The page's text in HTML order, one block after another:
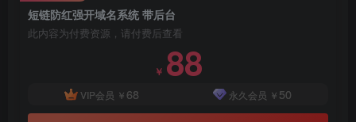
短链防红强开域名系统 带后台
此内容为付费资源，请付费后查看
￥ 88
VIP会员 ￥ 68 永久会员 ￥ 50